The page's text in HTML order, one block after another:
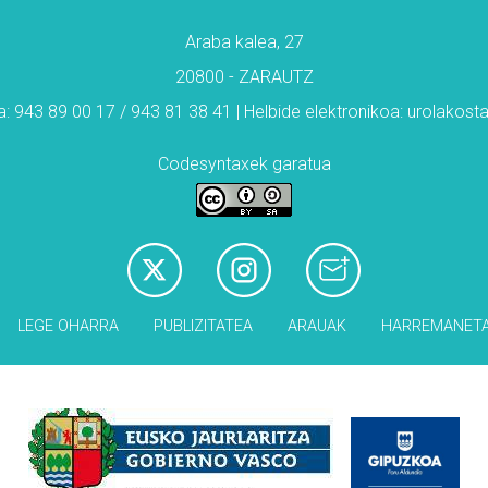
Araba kalea, 27
20800 - ZARAUTZ
943 89 00 17 / 943 81 38 41 | Helbide elektronikoa:
Codesyntaxek garatua
LEGE OHARRA PUBLIZITATEA ARAUAK